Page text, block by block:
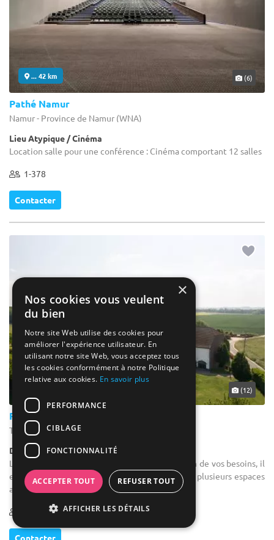
... 42 km (6)
Pathé Namur
Namur - Province de Namur (WNA)
Lieu Atypique / Cinéma
Location salle pour une conférence : Cinéma comportant 12 salles
1-378
Contacter
(12)
Praesenti
Tubize - Brabant wallon (WBR)
Demeure de caractère / Domaine
Location salle pour une conférence : En fonction de vos besoins, il
est possible de louer une salle ou de combiner plusieurs espaces
avec ou sans cuisine avec ou sans équipement.
10-275
Contacter
×
Nos cookies vous veulent
du bien
Notre site Web utilise des cookies pour
améliorer l'expérience utilisateur. En
utilisant notre site Web, vous acceptez tous
les cookies conformément à notre Politique
relative aux cookies. En savoir plus
PERFORMANCE
CIBLAGE
FONCTIONNALITÉ
ACCEPTER TOUT REFUSER TOUT
AFFICHER LES DÉTAILS